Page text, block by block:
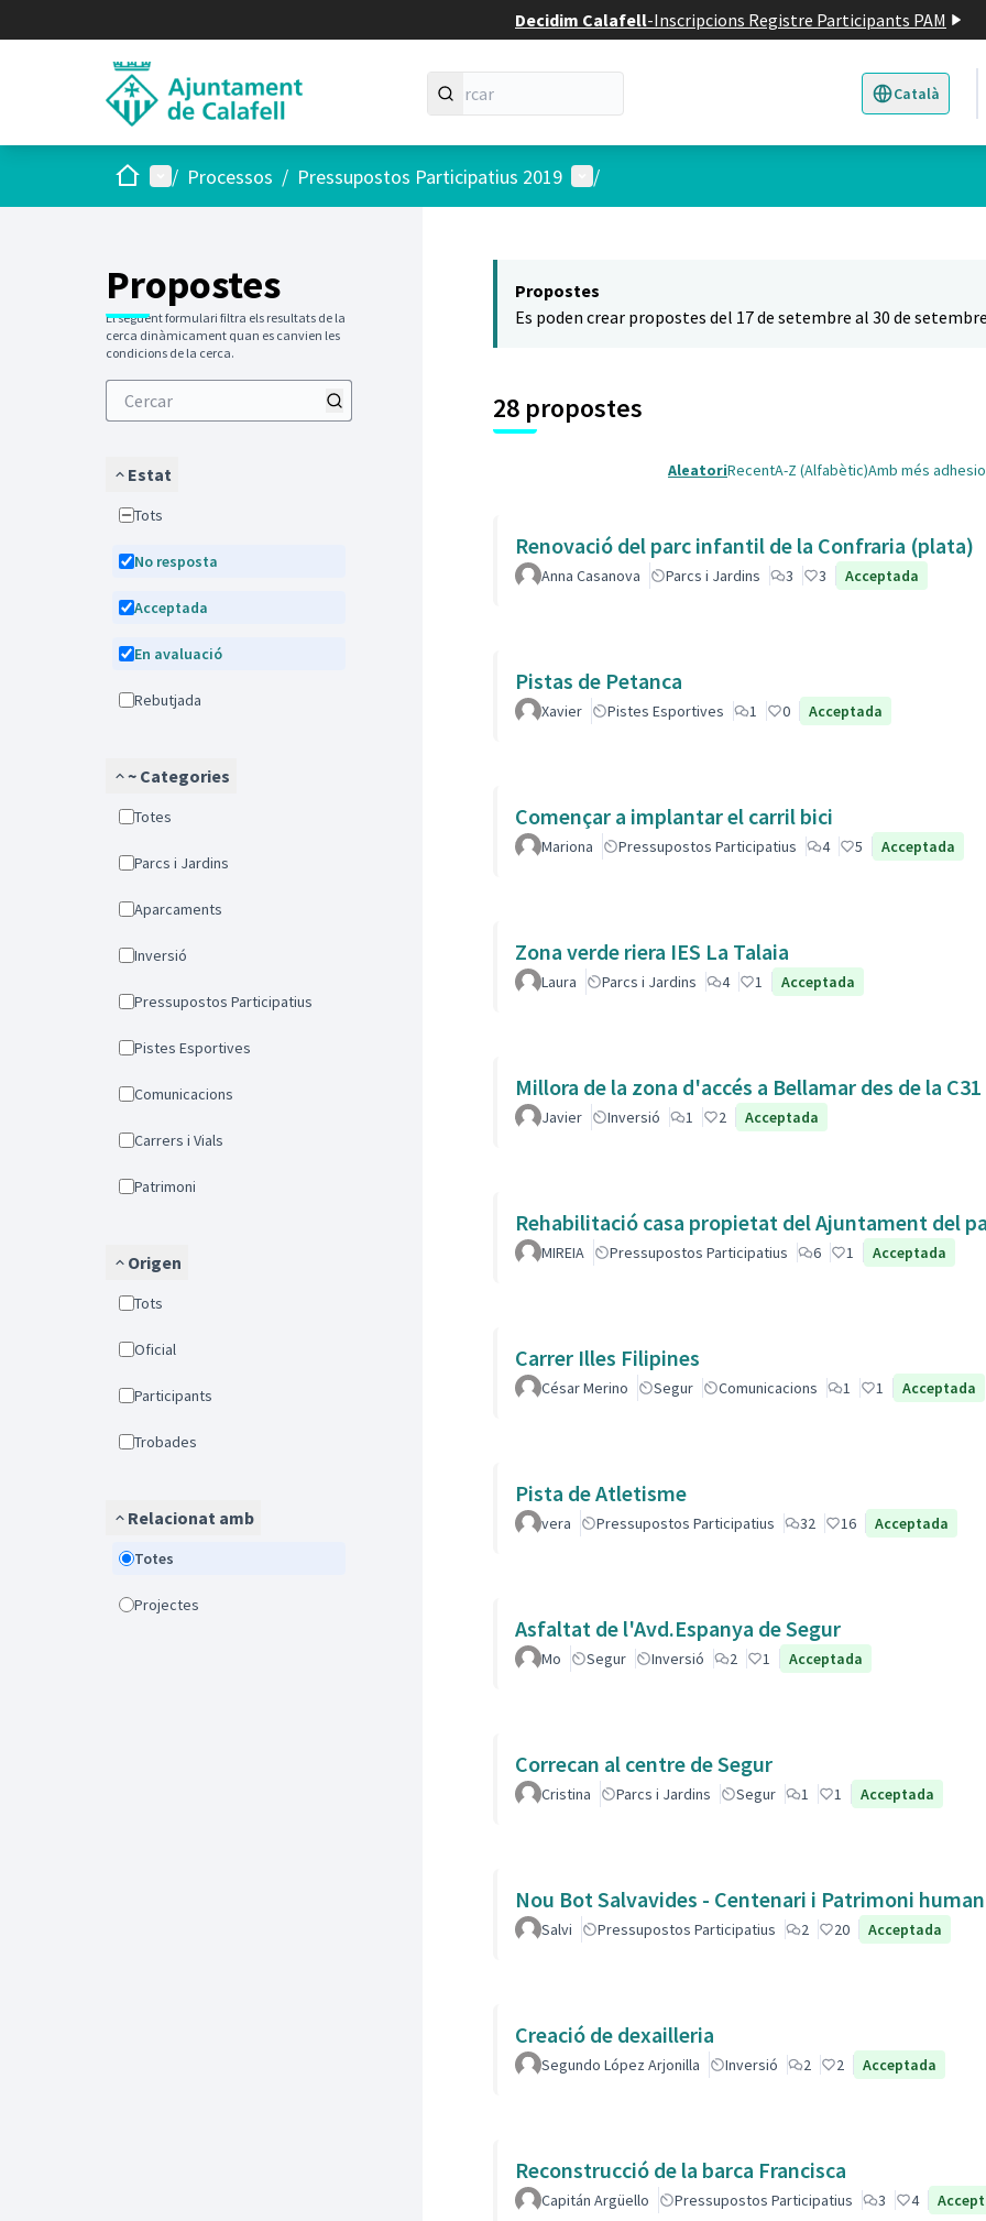
Decidim Calafell-Inscripcions Registre Participants PAM
Català
Triar la llengua
Inici Menú principal
/ Processos / Pressupostos Participatius 2019 Menú d'usuari
/
Propostes
El següent formulari filtra els resultats de la
cerca dinàmicament quan es canvien les
condicions de la cerca.
Estat
Tots
No resposta
Acceptada
En avaluació
Rebutjada
~ Categories
Totes
Parcs i Jardins
Aparcaments
Inversió
Pressupostos Participatius
Pistes Esportives
Comunicacions
Carrers i Vials
Patrimoni
Origen
Tots
Oficial
Participants
Trobades
Relacionat amb
Totes
Projectes
Propostes
Es poden crear propostes del 17 de setembre al 30 de
28 propostes
AleatoriRecentA-Z (Alfabètic)Amb més
Renovació del parc infantil de la Confraria (plata)
Anna Casanova Parcs i Jardins 3 3 Acceptada
Pistas de Petanca
Xavier Pistes Esportives 1 0 Acceptada
Començar a implantar el carril bici
Mariona Pressupostos Participatius 4 5 Acceptada
Zona verde riera IES La Talaia
Laura Parcs i Jardins 4 1 Acceptada
Millora de la zona d'accés a Bellamar des de la C31
Javier Inversió 1 2 Acceptada
Rehabilitació casa propietat del Ajuntament del
MIREIA Pressupostos Participatius 6 1 Acceptada
Carrer Illes Filipines
César Merino Segur Comunicacions 1 1 Acceptada
Pista de Atletisme
vera Pressupostos Participatius 32 16 Acceptada
Asfaltat de l'Avd.Espanya de Segur
Mo Segur Inversió 2 1 Acceptada
Correcan al centre de Segur
Cristina Parcs i Jardins Segur 1 1 Acceptada
Nou Bot Salvavides - Centenari i Patrimoni
Salvi Pressupostos Participatius 2 20 Acceptada
Creació de dexailleria
Segundo López Arjonilla Inversió 2 2 Acceptada
Reconstrucció de la barca Francisca
Capitán Argüello Pressupostos Participatius 3 4